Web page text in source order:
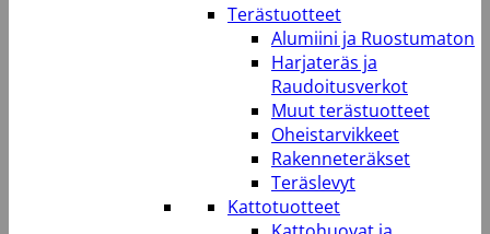
Terästuotteet
Alumiini ja Ruostumaton
Harjateräs ja
Raudoitusverkot
Muut terästuotteet
Oheistarvikkeet
Rakenneteräkset
Teräslevyt
Kattotuotteet